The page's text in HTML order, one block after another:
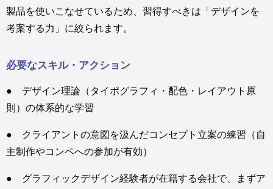
製品を使いこなせているため、習得すべきは「デザインを
考案する力」に絞られます。
必要なスキル・アクション
● デザイン理論（タイポグラフィ・配色・レイアウト原
則）の体系的な学習
● クライアントの意図を汲んだコンセプト立案の練習（自
主制作やコンペへの参加が有効）
● グラフィックデザイン経験者が在籍する会社で、まずア